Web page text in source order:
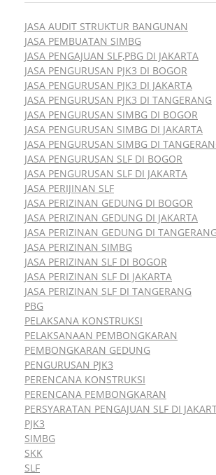
JASA AUDIT STRUKTUR BANGUNAN
JASA PEMBUATAN SIMBG
JASA PENGAJUAN SLF,PBG DI JAKARTA
JASA PENGURUSAN PJK3 DI BOGOR
JASA PENGURUSAN PJK3 DI JAKARTA
JASA PENGURUSAN PJK3 DI TANGERANG
JASA PENGURUSAN SIMBG DI BOGOR
JASA PENGURUSAN SIMBG DI JAKARTA
JASA PENGURUSAN SIMBG DI
JASA PENGURUSAN SLF DI BOGOR
JASA PENGURUSAN SLF DI JAKARTA
JASA PERIJINAN SLF
JASA PERIZINAN GEDUNG DI BOGOR
JASA PERIZINAN GEDUNG DI JAKARTA
JASA PERIZINAN GEDUNG DI TANGERANG
JASA PERIZINAN SIMBG
JASA PERIZINAN SLF DI BOGOR
JASA PERIZINAN SLF DI JAKARTA
JASA PERIZINAN SLF DI TANGERANG
PBG
PELAKSANA KONSTRUKSI
PELAKSANAAN PEMBONGKARAN
PEMBONGKARAN GEDUNG
PENGURUSAN PJK3
PERENCANA KONSTRUKSI
PERENCANA PEMBONGKARAN
PERSYARATAN PENGAJUAN SLF DI
PJK3
SIMBG
SKK
SLF